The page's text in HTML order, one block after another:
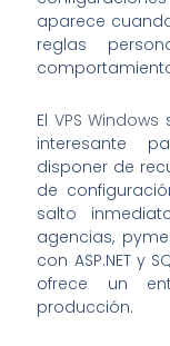
aparece
reglas
El VPS Windows
interesante
disponer de
de
salto
agencias,
con ASP.NET y
ofrece un
producción.